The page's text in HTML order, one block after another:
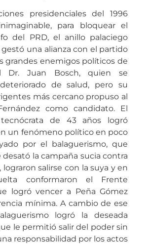
presidenciales del 1996
para bloquear el
del PRD, el anillo palaciego
gestó una alianza con el partido
grandes enemigos políticos de
Dr. Juan Bosch, quien se
de salud, pero su
más cercano propuso al
como candidato. El
de 43 años logró
un fenómeno político en poco
por el balaguerismo, que
la campaña sucia contra
lograron salirse con la suya y en
conformaron el Frente
logró vencer a Peña Gómez
mínima. A cambio de ese
logró la deseada
le permitió salir del poder sin
responsabilidad por los actos